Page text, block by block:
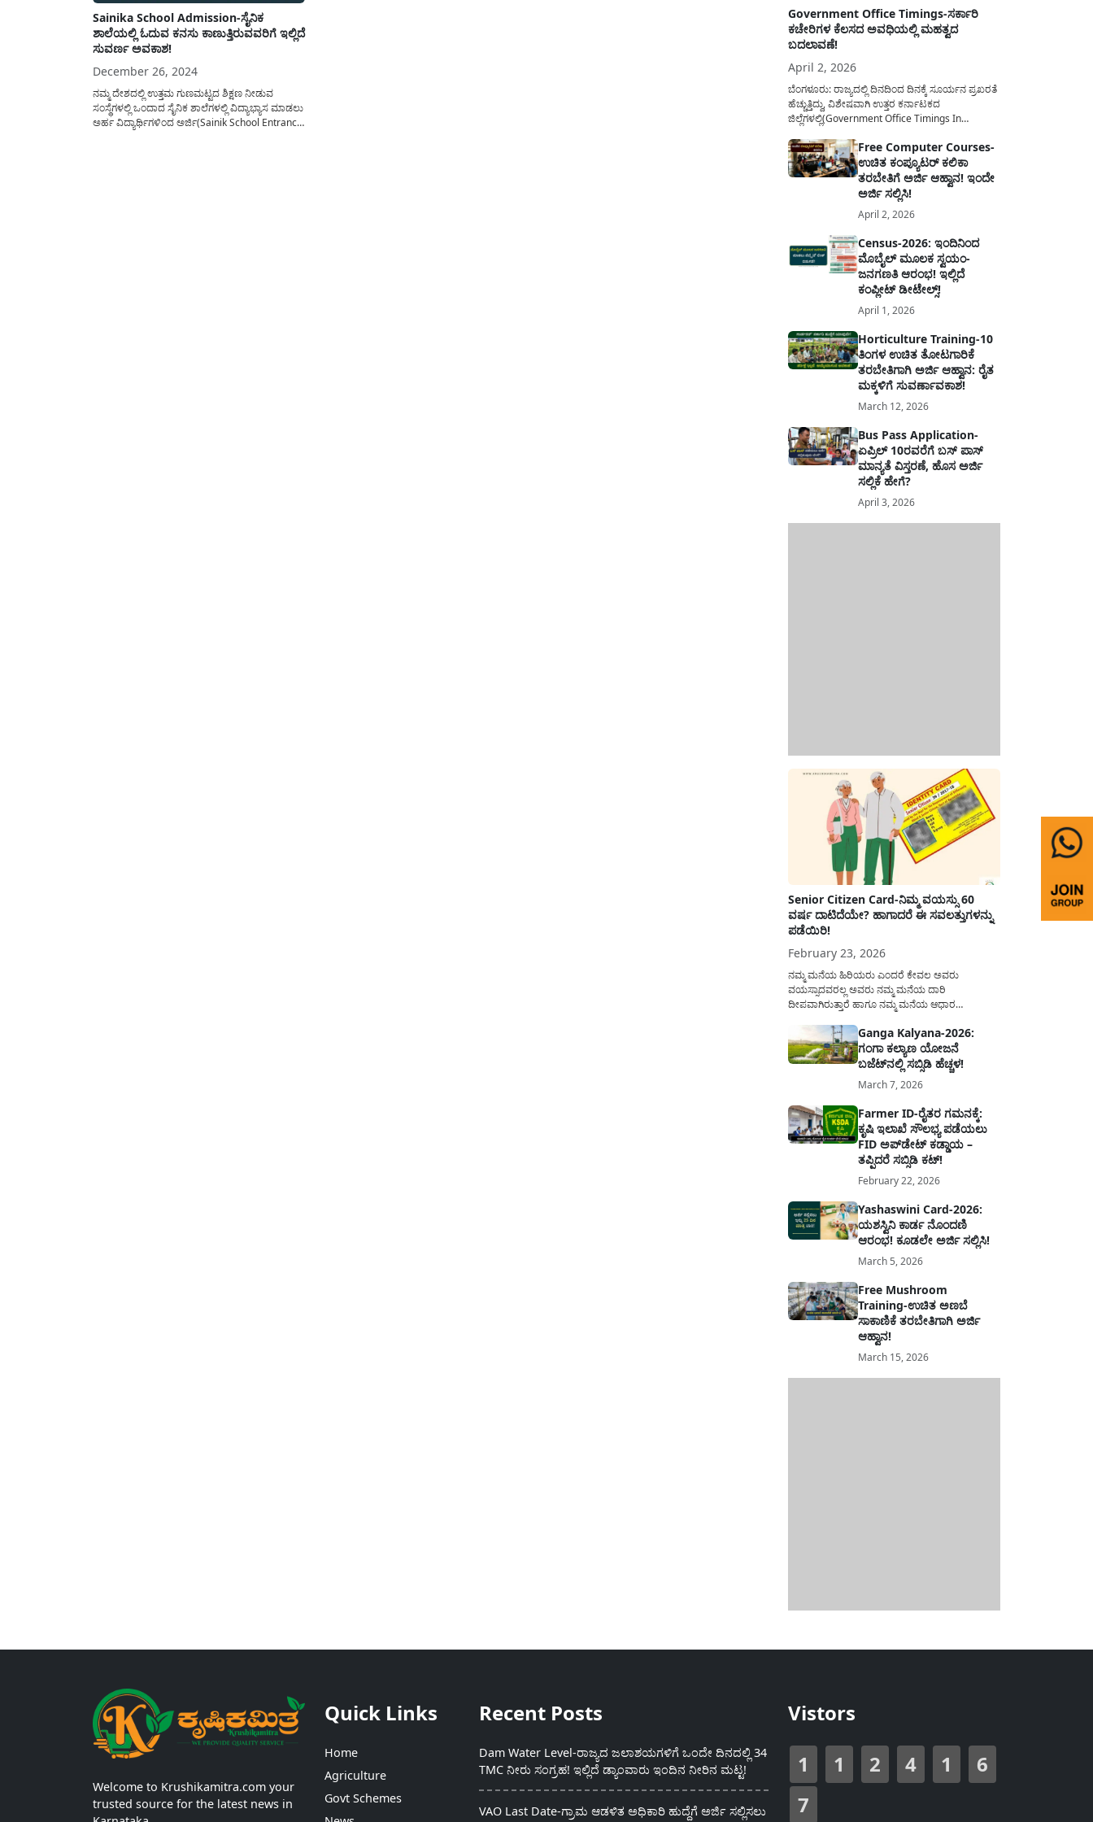
Sainika School Admission-ಸೈನಿಕ
ಶಾಲೆಯಲ್ಲಿ ಓದುವ ಕನಸು ಕಾಣುತ್ತಿರುವವರಿಗೆ ಇಲ್ಲಿದೆ
ಸುವರ್ಣ ಅವಕಾಶ!
December 26, 2024
ನಮ್ಮ ದೇಶದಲ್ಲಿ ಉತ್ತಮ ಗುಣಮಟ್ಟದ ಶಿಕ್ಷಣ ನೀಡುವ
ಸಂಸ್ಥೆಗಳಲ್ಲಿ ಒಂದಾದ ಸೈನಿಕ ಶಾಲೆಗಳಲ್ಲಿ ವಿದ್ಯಾಭ್ಯಾಸ ಮಾಡಲು
ಅರ್ಹ ವಿದ್ಯಾರ್ಥಿಗಳಿಂದ ಅರ್ಜಿ(Sainik School Entrance
Government Office Timings-ಸರ್ಕಾರಿ
ಕಚೇರಿಗಳ ಕೆಲಸದ ಅವಧಿಯಲ್ಲಿ ಮಹತ್ವದ
ಬದಲಾವಣೆ!
April 2, 2026
ಬೆಂಗಳೂರು: ರಾಜ್ಯದಲ್ಲಿ ದಿನದಿಂದ ದಿನಕ್ಕೆ ಸೂರ್ಯನ ಪ್ರಖರತೆ
ಹೆಚ್ಚುತ್ತಿದ್ದು, ವಿಶೇಷವಾಗಿ ಉತ್ತರ ಕರ್ನಾಟಕದ
ಜಿಲ್ಲೆಗಳಲ್ಲಿ(Government Office Timings In
ಹಿನ್ನೆಲೆಯಲ್ಲಿ ಸರ್ಕಾರಿ ನೌಕರರ ಹಿತದೃಷ್ಟಿಯಿಂದ ಹಾಗೂ
ಸಾರ್ವಜನಿಕರ ಅನುಕೂಲಕ್ಕಾಗಿ ಕರ್ನಾಟಕ ಸರ್ಕಾರವು
ಮಹತ್ವದ ನಿರ್ಧಾರವೊಂದನ್ನು ಕೈಗೊಂಡಿದೆ. ಕಿತ್ತೂರು ಕರ್ನಾಟಕ
ಮತ್ತು ಕಲ್ಯಾಣ ಕರ್ನಾಟಕದ ಒಟ್ಟು 9 ಜಿಲ್ಲೆಗಳಲ್ಲಿ ಏಪ್ರಿಲ್...
Free Computer Courses-
ಉಚಿತ ಕಂಪ್ಯೂಟರ್ ಕಲಿಕಾ
ತರಬೇತಿಗೆ ಅರ್ಜಿ ಆಹ್ವಾನ! ಇಂದೇ
ಅರ್ಜಿ ಸಲ್ಲಿಸಿ!
April 2, 2026
Census-2026: ಇಂದಿನಿಂದ
ಮೊಬೈಲ್ ಮೂಲಕ ಸ್ವಯಂ-
ಜನಗಣತಿ ಆರಂಭ! ಇಲ್ಲಿದೆ
ಕಂಪ್ಲೀಟ್ ಡೀಟೇಲ್ಸ್!
April 1, 2026
Horticulture Training-10
ತಿಂಗಳ ಉಚಿತ ತೋಟಗಾರಿಕೆ
ತರಬೇತಿಗಾಗಿ ಅರ್ಜಿ ಆಹ್ವಾನ: ರೈತ
ಮಕ್ಕಳಿಗೆ ಸುವರ್ಣಾವಕಾಶ!
March 12, 2026
Bus Pass Application-
ಏಪ್ರಿಲ್ 10ರವರೆಗೆ ಬಸ್ ಪಾಸ್
ಮಾನ್ಯತೆ ವಿಸ್ತರಣೆ, ಹೊಸ ಅರ್ಜಿ
ಸಲ್ಲಿಕೆ ಹೇಗೆ?
April 3, 2026
Senior Citizen Card-ನಿಮ್ಮ ವಯಸ್ಸು 60
ವರ್ಷ ದಾಟಿದೆಯೇ? ಹಾಗಾದರೆ ಈ ಸವಲತ್ತುಗಳನ್ನು
ಪಡೆಯಿರಿ!
February 23, 2026
ನಮ್ಮ ಮನೆಯ ಹಿರಿಯರು ಎಂದರೆ ಕೇವಲ ಅವರು
ವಯಸ್ಸಾದವರಲ್ಲ ಅವರು ನಮ್ಮ ಮನೆಯ ದಾರಿ
ದೀಪವಾಗಿರುತ್ತಾರೆ ಹಾಗೂ ನಮ್ಮ ಮನೆಯ ಆಧಾರ
ಸಮಾಜಕ್ಕಾಗಿ ದುಡಿತಿರುತ್ತಾರೆ ಹಾಗೆಯೇ ಅವರು ತಮ್ಮ 60
ವರ್ಷಗಳ ನಂತರದ ಜೀವನವನ್ನು ನೆಮ್ಮದಿಯಿಂದ
ಕಳೆಯಬೇಕೆಂಬುದು ಪ್ರತಿಯೊಬ್ಬರ ಕನಸಾಗಿರುತ್ತದೆ ಆದ್ದರಿಂದ
ಸರ್ಕಾರವು ಹಿರಿಯ ನಾಗರಿಕರ ಗುರುತಿನ ಚೀಟಿ...
Ganga Kalyana-2026:
ಗಂಗಾ ಕಲ್ಯಾಣ ಯೋಜನೆ
ಬಜೆಟ್‌ನಲ್ಲಿ ಸಬ್ಸಿಡಿ ಹೆಚ್ಚಳ!
March 7, 2026
Farmer ID-ರೈತರ ಗಮನಕ್ಕೆ:
ಕೃಷಿ ಇಲಾಖೆ ಸೌಲಭ್ಯ ಪಡೆಯಲು
FID ಅಪ್‌ಡೇಟ್ ಕಡ್ಡಾಯ –
ತಪ್ಪಿದರೆ ಸಬ್ಸಿಡಿ ಕಟ್!
February 22, 2026
Yashaswini Card-2026:
ಯಶಸ್ವಿನಿ ಕಾರ್ಡ ನೊಂದಣಿ
ಆರಂಭ! ಕೂಡಲೇ ಅರ್ಜಿ ಸಲ್ಲಿಸಿ!
March 5, 2026
Free Mushroom
Training-ಉಚಿತ ಅಣಬೆ
ಸಾಕಾಣಿಕೆ ತರಬೇತಿಗಾಗಿ ಅರ್ಜಿ
ಆಹ್ವಾನ!
March 15, 2026
Welcome to Krushikamitra.com your
trusted source for the latest news in
Quick Links
Home
Agriculture
Govt Schemes
Recent Posts
Dam Water Level-ರಾಜ್ಯದ ಜಲಾಶಯಗಳಿಗೆ ಒಂದೇ ದಿನದಲ್ಲಿ 34
TMC ನೀರು ಸಂಗ್ರಹ! ಇಲ್ಲಿದೆ ಡ್ಯಾಂವಾರು ಇಂದಿನ ನೀರಿನ ಮಟ್ಟ!
VAO Last Date-ಗ್ರಾಮ ಆಡಳಿತ ಅಧಿಕಾರಿ ಹುದ್ದೆಗೆ ಅರ್ಜಿ ಸಲ್ಲಿಸಲು
Vistors
1
1 2 4 1
6
7